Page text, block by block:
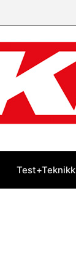
Test+Teknikk